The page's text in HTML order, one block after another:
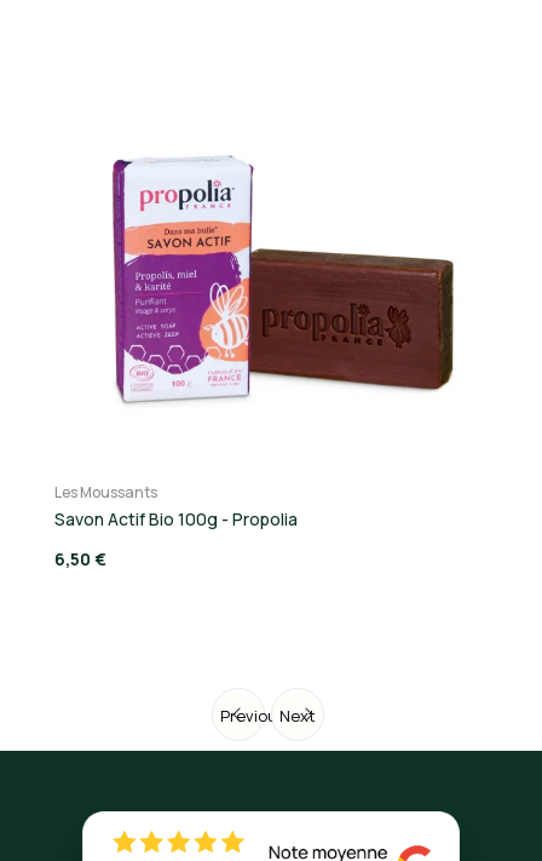
Previous
Les Moussants
Savon Actif Bio 100g - Propolia
6,50 €
Next